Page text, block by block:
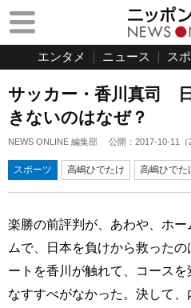
エンタメ ニュース ス
サッカー・香川真司
きないのはなぜ？
NEWS ONLINE 編集部 公開： 2017-10-11 （
スポーツ 高嶋ひでたけ 高嶋ひでた
楽勝の前評判が、あわや、ホ
ムで、日本を負けから救った
ートを香川が触れて、コース
なすすべがなかった。決して